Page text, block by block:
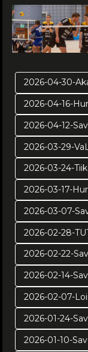
2026-03-24-
2026-02-28-
2026-02-14-
2026-01-10-